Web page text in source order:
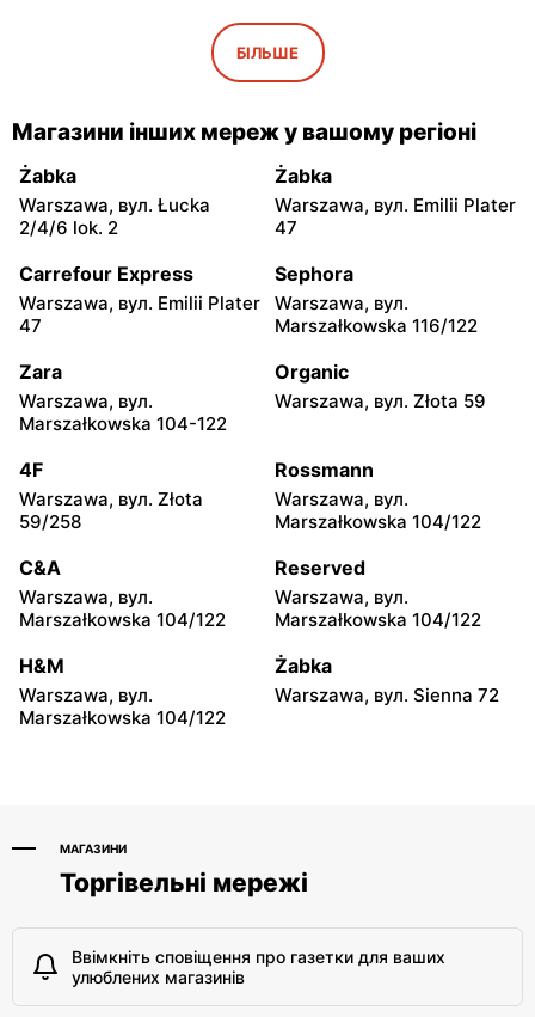
Łowicz, вул. 3 Maja 3/5
Bodzio
Ciechanów, вул.
Warszawska 14
Bodzio
Kozienice, вул. Warszawska
34
Bodzio
Siedlce, вул. Partyzantów
29
Bodzio
Targowa 4
Bodzio
Bodzio
Kelles-Krauza 2a
Bodzio
Piechoty Wilków 3
Bodzio Bodzio
72
Bodzio
Sienkiewicza 32/2
Bodzio
вул. Smugowa 2
Bodzio Bodzio
Bodzio
Opoczno, вул. Piotrkowska
Bodzio
БІЛЬШЕ
Магазини інших мереж у вашому регіоні
Żabka
Warszawa, вул. Łucka
2/4/6 lok. 2
Żabka
Warszawa, вул. Emilii Plater
47
Carrefour Express
Warszawa, вул. Emilii Plater
47
Sephora
Warszawa, вул.
Marszałkowska 116/122
Zara
Warszawa, вул.
Marszałkowska 104-122
Organic
Warszawa, вул. Złota 59
4F
Warszawa, вул. Złota
59/258
Rossmann
Warszawa, вул.
Marszałkowska 104/122
C&A
Warszawa, вул.
Marszałkowska 104/122
Reserved
Warszawa, вул.
Marszałkowska 104/122
H&M
Warszawa, вул.
Marszałkowska 104/122
Żabka
Warszawa, вул. Sienna 72
МАГАЗИНИ
Торгівельні мережі
Ввімкніть сповіщення про газетки для ваших
улюблених магазинів